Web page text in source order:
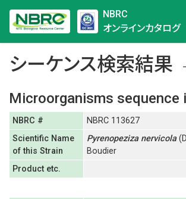
NBRC
オンラインカタログ
シーケンス検索結果
Microorganisms sequence
NBRC #
NBRC 113627
Scientific Name
of this Strain
Pyrenopeziza nervicola
Boudier
Product etc.